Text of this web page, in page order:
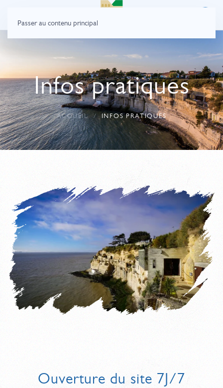
Passer au contenu principal
Infos pratiques
ACCUEIL INFOS PRATIQUES
Ouverture du site 7J/7